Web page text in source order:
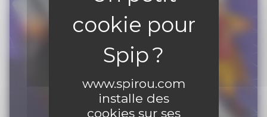
www.spirou.com
installe des
cookies sur ses